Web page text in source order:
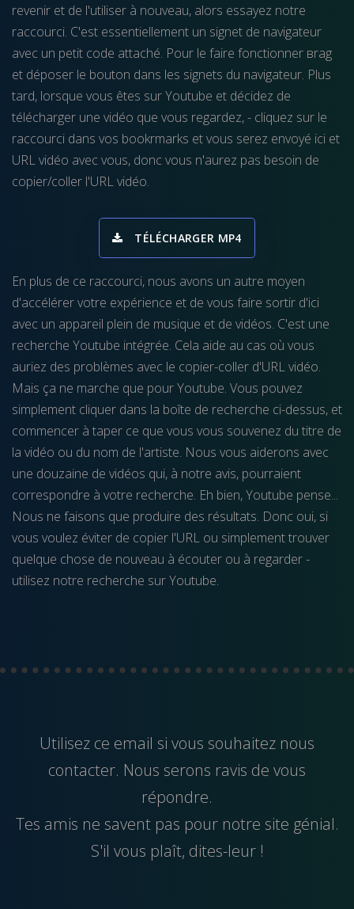
revenir et de l'utiliser à nouveau, alors essayez notre
raccourci. C'est essentiellement un signet de navigateur
avec un petit code attaché. Pour le faire fonctionner вrag
et déposer le bouton dans les signets du navigateur. Plus
tard, lorsque vous êtes sur Youtube et décidez de
télécharger une vidéo que vous regardez, - cliquez sur le
raccourci dans vos bookrmarks et vous serez envoyé ici et
URL vidéo avec vous, donc vous n'aurez pas besoin de
copier/coller l'URL vidéo.
TÉLÉCHARGER MP4
En plus de ce raccourci, nous avons un autre moyen
d'accélérer votre expérience et de vous faire sortir d'ici
avec un appareil plein de musique et de vidéos. C'est une
recherche Youtube intégrée. Cela aide au cas où vous
auriez des problèmes avec le copier-coller d'URL vidéo.
Mais ça ne marche que pour Youtube. Vous pouvez
simplement cliquer dans la boîte de recherche ci-dessus, et
commencer à taper ce que vous vous souvenez du titre de
la vidéo ou du nom de l'artiste. Nous vous aiderons avec
une douzaine de vidéos qui, à notre avis, pourraient
correspondre à votre recherche. Eh bien, Youtube pense...
Nous ne faisons que produire des résultats. Donc oui, si
vous voulez éviter de copier l'URL ou simplement trouver
quelque chose de nouveau à écouter ou à regarder -
utilisez notre recherche sur Youtube.
Utilisez ce email si vous souhaitez nous
contacter. Nous serons ravis de vous
répondre.
Tes amis ne savent pas pour notre site génial.
S'il vous plaît, dites-leur !